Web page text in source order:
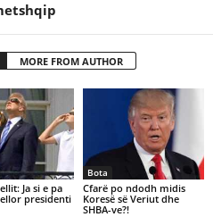
MORE FROM AUTHOR
Ja si e pa
presidenti
Bota
Cfarë po ndodh midis
Koresë së Veriut dhe
SHBA-ve?!